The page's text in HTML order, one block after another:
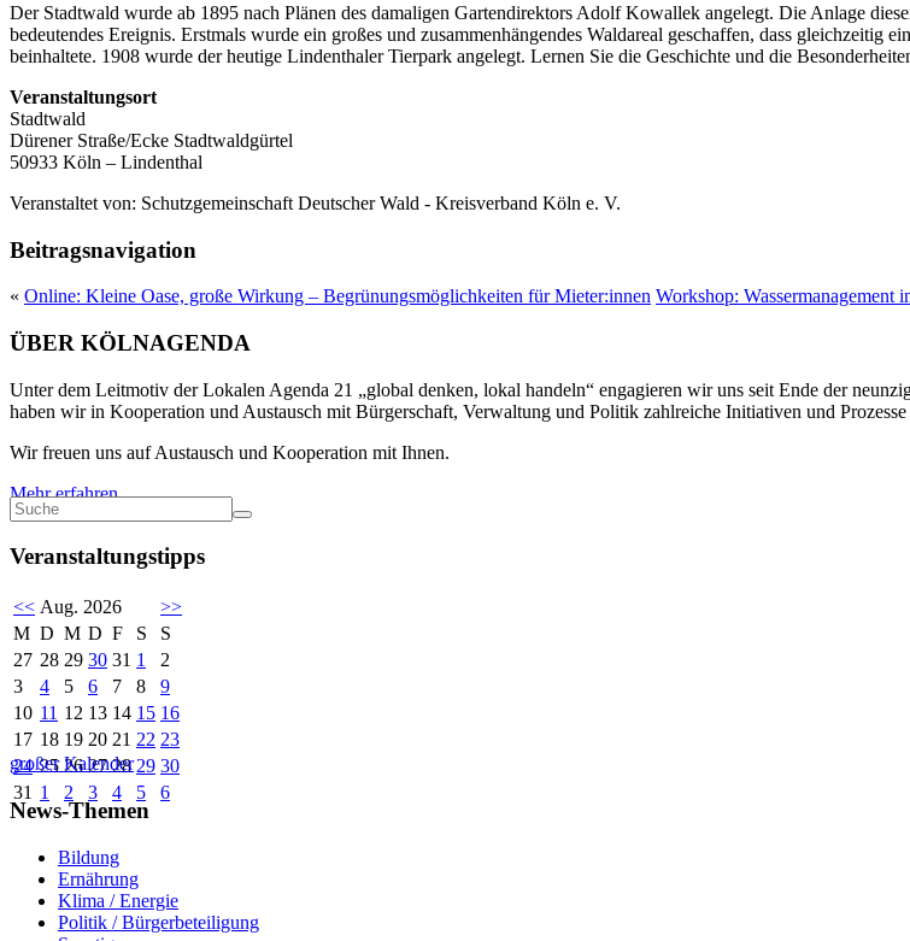
Der Stadtwald wurde ab 1895 nach Plänen des damaligen Gartendirektors Adolf Kowallek angelegt. Die Anlage
bedeutendes Ereignis. Erstmals wurde ein großes und zusammenhängendes Waldareal geschaffen, dass
beinhaltete. 1908 wurde der heutige Lindenthaler Tierpark angelegt. Lernen Sie die Geschichte und die
Veranstaltungsort
Stadtwald
Dürener Straße/Ecke Stadtwaldgürtel
50933 Köln – Lindenthal
Veranstaltet von: Schutzgemeinschaft Deutscher Wald - Kreisverband Köln e. V.
Beitragsnavigation
« Online: Kleine Oase, große Wirkung – Begrünungsmöglichkeiten für Mieter:innen Workshop: Wassermanagement
ÜBER KÖLNAGENDA
Unter dem Leitmotiv der Lokalen Agenda 21 „global denken, lokal handeln“ engagieren wir uns seit Ende der
haben wir in Kooperation und Austausch mit Bürgerschaft, Verwaltung und Politik zahlreiche Initiativen und Prozesse
Wir freuen uns auf Austausch und Kooperation mit Ihnen.
Mehr erfahren
Veranstaltungstipps
<< Aug. 2026
>>
M D M D F S
S
27 28 29 30 31 1
2
3
4 5 6 7 8
9
10 11 12 13 14 15 16
17 18 19 20 21 22 23
24 25 26 27 28 29 30
31 1 2 3 4 5 6
großer Kalender
News-Themen
Bildung
Ernährung
Klima / Energie
Politik / Bürgerbeteiligung